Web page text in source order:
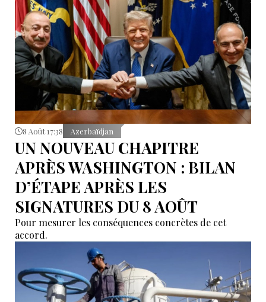
8 Août 17:38 Azerbaïdjan
UN NOUVEAU CHAPITRE
APRÈS WASHINGTON : BILAN
D’ÉTAPE APRÈS LES
SIGNATURES DU 8 AOÛT
Pour mesurer les conséquences concrètes de cet
accord.